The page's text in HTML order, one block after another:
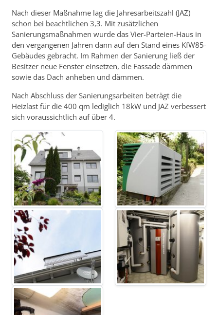
Nach dieser Maßnahme lag die Jahresarbeitszahl (JAZ)
schon bei beachtlichen 3,3. Mit zusätzlichen
Sanierungsmaßnahmen wurde das Vier-Parteien-Haus in
den vergangenen Jahren dann auf den Stand eines KfW85-
Gebäudes gebracht. Im Rahmen der Sanierung ließ der
Besitzer neue Fenster einsetzen, die Fassade dämmen
sowie das Dach anheben und dämmen.
Nach Abschluss der Sanierungsarbeiten beträgt die
Heizlast für die 400 qm lediglich 18kW und JAZ verbessert
sich voraussichtlich auf über 4.